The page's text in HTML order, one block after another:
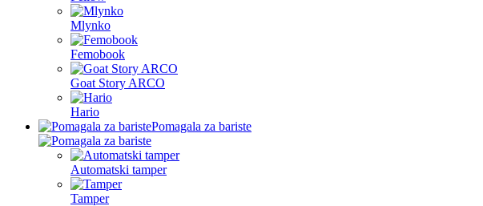
Mlynko
Femobook
Goat Story ARCO
Hario
Pomagala za bariste
Automatski tamper
Tamper